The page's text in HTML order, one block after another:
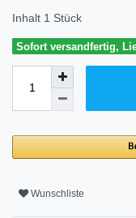
Inhalt 1 Stück
Sofort versandfertig,
Wunschliste